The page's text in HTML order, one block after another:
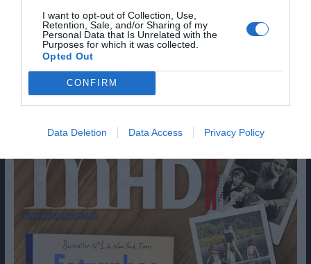
I want to opt-out of Collection, Use,
Retention, Sale, and/or Sharing of my
Personal Data that Is Unrelated with the
Purposes for which it was collected.
Opted Out
CONFIRM
Data Deletion Data Access Privacy Policy